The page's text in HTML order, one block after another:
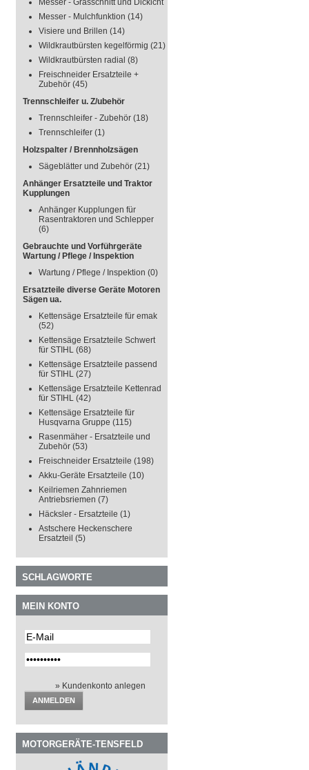
Messer - Grasschnitt und Dickicht
Messer - Mulchfunktion (14)
Visiere und Brillen (14)
Wildkrautbürsten kegelförmig (21)
Wildkrautbürsten radial (8)
Freischneider Ersatzteile +
Zubehör (45)
Trennschleifer u. Z/ubehör
Trennschleifer - Zubehör (18)
Trennschleifer (1)
Holzspalter / Brennholzsägen
Sägeblätter und Zubehör (21)
Anhänger Ersatzteile und Traktor
Kupplungen
Anhänger Kupplungen für
Rasentraktoren und Schlepper
(6)
Gebrauchte und Vorführgeräte
Wartung / Pflege / Inspektion
Wartung / Pflege / Inspektion (0)
Ersatzteile diverse Geräte Motoren
Sägen ua.
Kettensäge Ersatzteile für emak
(52)
Kettensäge Ersatzteile Schwert
für STIHL (68)
Kettensäge Ersatzteile passend
für STIHL (27)
Kettensäge Ersatzteile Kettenrad
für STIHL (42)
Kettensäge Ersatzteile für
Husqvarna Gruppe (115)
Rasenmäher - Ersatzteile und
Zubehör (53)
Freischneider Ersatzteile (198)
Akku-Geräte Ersatzteile (10)
Keilriemen Zahnriemen
Antriebsriemen (7)
Häcksler - Ersatzteile (1)
Astschere Heckenschere
Ersatzteil (5)
SCHLAGWORTE
MEIN KONTO
» Kundenkonto anlegen
ANMELDEN
MOTORGERÄTE-TENSFELD